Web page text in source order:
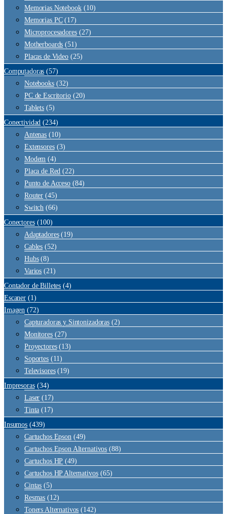
Memorias Notebook (10)
Memorias PC (17)
Microprocesadores (27)
Motherboards (51)
Placas de Video (25)
Computadoras (57)
Notebooks (32)
PC de Escritorio (20)
Tablets (5)
Conectividad (234)
Antenas (10)
Extensores (3)
Modem (4)
Placa de Red (22)
Punto de Acceso (84)
Router (45)
Switch (66)
Conectores (100)
Adaptadores (19)
Cables (52)
Hubs (8)
Varios (21)
Contador de Billetes (4)
Escaner (1)
Imagen (72)
Capturadoras y Sintonizadoras (2)
Monitores (27)
Proyectores (13)
Soportes (11)
Televisores (19)
Impresoras (34)
Laser (17)
Tinta (17)
Insumos (439)
Cartuchos Epson (49)
Cartuchos Epson Alternativos (88)
Cartuchos HP (49)
Cartuchos HP Alternativos (65)
Cintas (5)
Resmas (12)
Toners Alternativos (142)